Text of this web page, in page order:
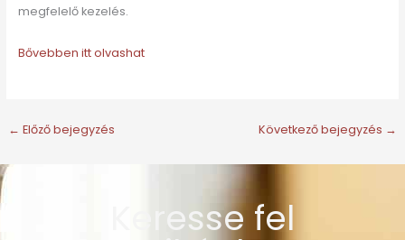
megfelelő kezelés.
Bővebben itt olvashat
← Előző bejegyzés Következő bejegyzés →
Keresse fel